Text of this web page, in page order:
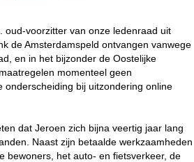
oud-voorzitter van onze ledenraad uit
de Amsterdamspeld ontvangen vanwege
en in het bijzonder de Oostelijke
momenteel geen
bij uitzondering online
dat Jeroen zich bijna veertig jaar lang
Naast zijn betaalde werkzaamheden
bewoners, het auto- en fietsverkeer, de